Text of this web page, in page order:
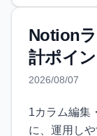
Notion
計ポイ
2026/08/07
1カラム編集
に、運用し